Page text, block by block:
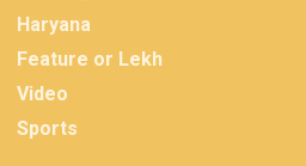
Haryana
Feature or Lekh
Video
Sports